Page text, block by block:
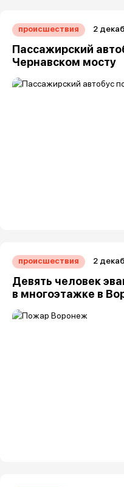
происшествия 2
Пассажирский
Чернавском мосту
происшествия 2
Девять человек
в многоэтажке в